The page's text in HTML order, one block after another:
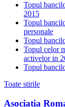
Topul
2015
Topul
personale
Topul
Topul celor
activelor in
Topul
Toate stirile
Asociatia